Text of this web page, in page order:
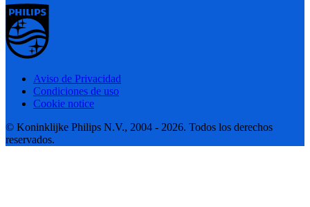
Aviso de Privacidad
Condiciones de uso
Cookie notice
© Koninklijke Philips N.V., 2004 - 2026. Todos los derechos
reservados.